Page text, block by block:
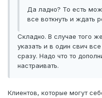
Да ладно? То есть
все воткнуть и ждать
Складно. В случае того
указать и в один свич
сразу. Надо что то
настраивать.
Клиентов, которые могут